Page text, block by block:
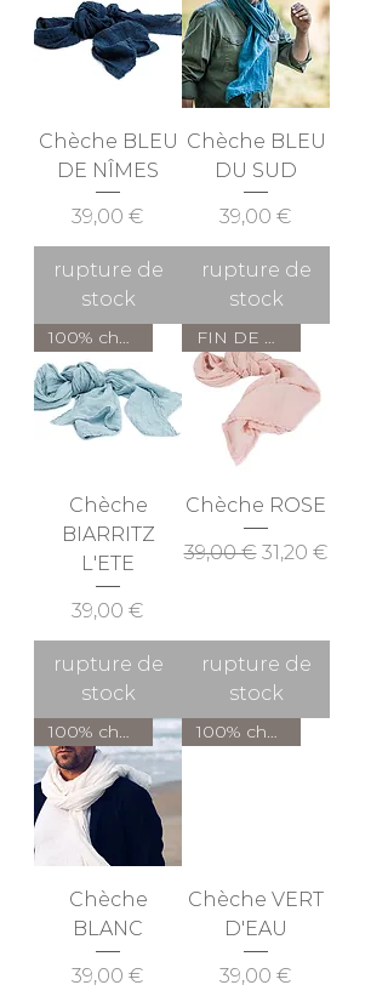
Chèche BLEU
DE NÎMES
Prix
39,00 €
rupture de
stock
Chèche BLEU
DU SUD
Prix
39,00 €
rupture de
stock
100% chanvre ( FR )
Chèche
BIARRITZ
L'ETE
Prix
39,00 €
rupture de
stock
FIN DE COLLECTION
Chèche ROSE
Prix original
39,00 € Prix
31,20 €
rupture de
stock
100% chanvre ( FR )
Chèche
BLANC
Prix
39,00 €
100% chanvre ( FR )
Chèche VERT
D'EAU
Prix
39,00 €